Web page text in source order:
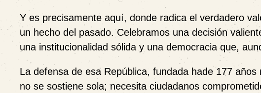
Y es precisamente aquí, donde radica el verdadero
un hecho del pasado. Celebramos una decisión
una institucionalidad sólida y una democracia que,
La defensa de esa República, fundada hade 177
no se sostiene sola; necesita ciudadanos